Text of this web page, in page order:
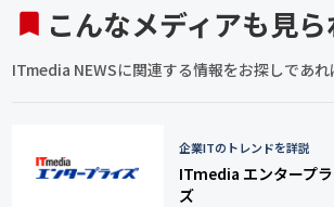
こんなメディアも見
ITmedia NEWSに関連する情報をお探しであれ
企業ITのトレンドを詳説
ITmedia エンタープ
ズ